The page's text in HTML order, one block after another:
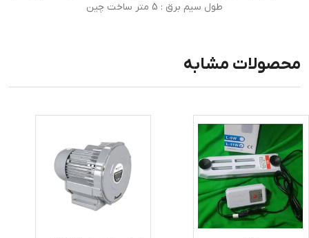
طول سیم برق : 5 متر ساخت چین
محصولات مشابه